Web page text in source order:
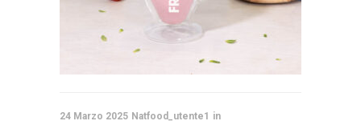
24 Marzo 2025 Natfood_utente1